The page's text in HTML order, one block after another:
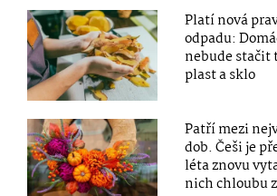
Platí nová
odpadu:
nebude
plast a sklo
Patří mezi
dob. Češi je
léta znovu
nich chloubu